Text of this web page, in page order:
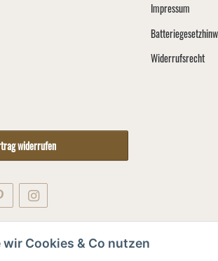
wir Cookies & Co nutzen
Impressum
Widerrufsrecht
widerrufen
USt., zzgl. Versand